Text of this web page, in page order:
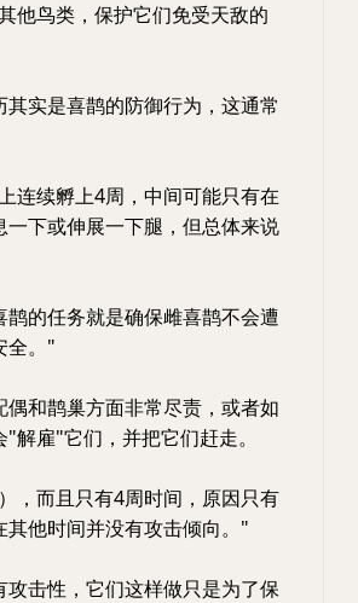
他鸟类，保护它们免受天敌的
实是喜鹊的防御行为，这通常
连续孵上4周，中间可能只有在
下或伸展一下腿，但总体来说
的任务就是确保雌喜鹊不会遭
全。"
和鹊巢方面非常尽责，或者如
雇"它们，并把它们赶走。
，而且只有4周时间，原因只有
他时间并没有攻击倾向。"
击性，它们这样做只是为了保